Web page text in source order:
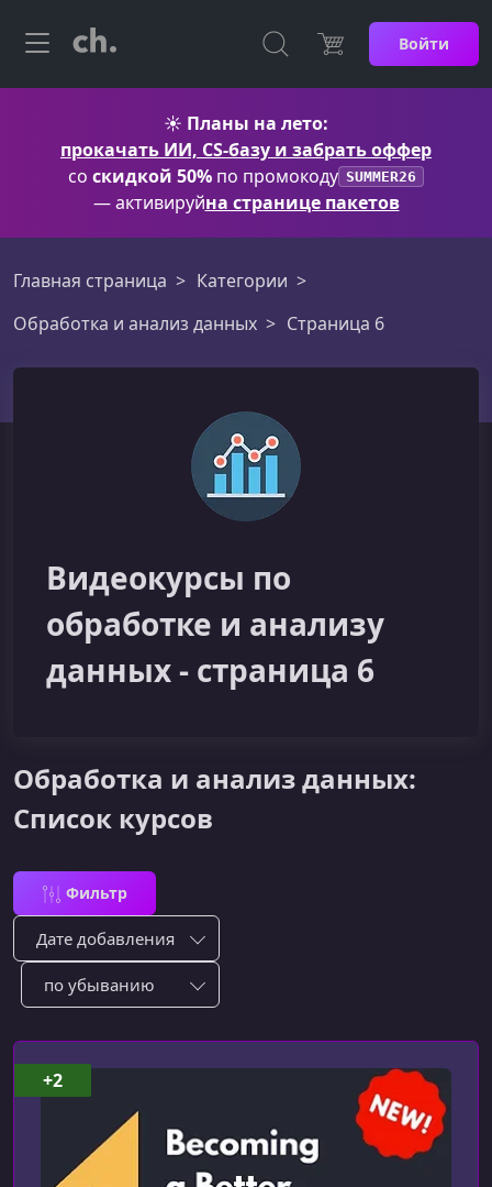
Войти
☀️ Планы на лето:
прокачать ИИ, CS-базу и забрать оффер
со скидкой 50% по промокоду SUMMER26
— активируйна странице пакетов
Главная страница
Категории
Обработка и анализ данных
Страница 6
Видеокурсы по
обработке и анализу
данных - страница 6
Обработка и анализ данных:
Список курсов
Фильтр
Сортировка по:
Сотировать по:
+2